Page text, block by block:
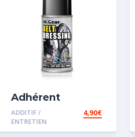
Adhérent
courroie
ADDITIF /
ENTRETIEN
4,90€